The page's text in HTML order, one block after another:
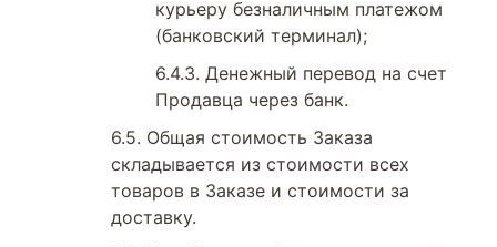
курьеру безналичным платежом
(банковский терминал);
Денежный перевод на счет
Продавца через банк.
Общая стоимость Заказа
складывается из стоимости всех
товаров в Заказе и стоимости за
доставку.